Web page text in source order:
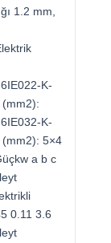
1.2 mm,
K-
(mm2):
K-
(mm2): 5×4
a b c
0.11 3.6